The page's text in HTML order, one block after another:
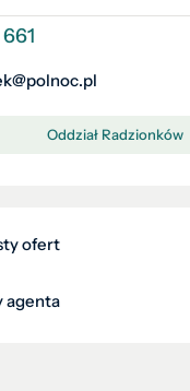
Oddział Radzionków
ofert
agenta